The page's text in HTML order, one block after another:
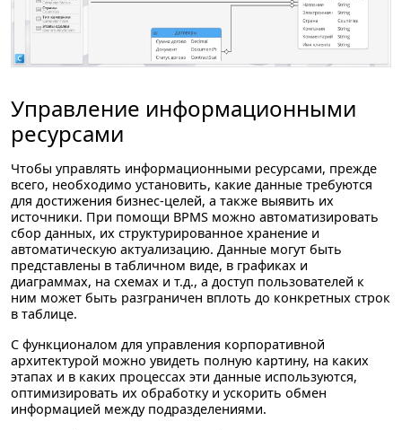
Управление информационными
ресурсами
Чтобы управлять информационными ресурсами, прежде
всего, необходимо установить, какие данные требуются
для достижения бизнес-целей, а также выявить их
источники. При помощи BPMS можно автоматизировать
сбор данных, их структурированное хранение и
автоматическую актуализацию. Данные могут быть
представлены в табличном виде, в графиках и
диаграммах, на схемах и т.д., а доступ пользователей к
ним может быть разграничен вплоть до конкретных строк
в таблице.
С функционалом для управления корпоративной
архитектурой можно увидеть полную картину, на каких
этапах и в каких процессах эти данные используются,
оптимизировать их обработку и ускорить обмен
информацией между подразделениями.